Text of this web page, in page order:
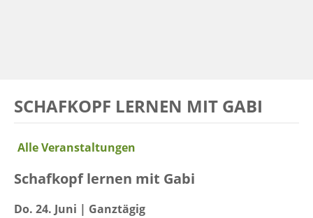
SCHAFKOPF LERNEN MIT GABI
Alle Veranstaltungen
Schafkopf lernen mit Gabi
Do. 24. Juni | Ganztägig